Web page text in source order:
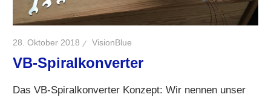
28. Oktober 2018 VisionBlue
VB-Spiralkonverter
Das VB-Spiralkonverter Konzept: Wir nennen unser